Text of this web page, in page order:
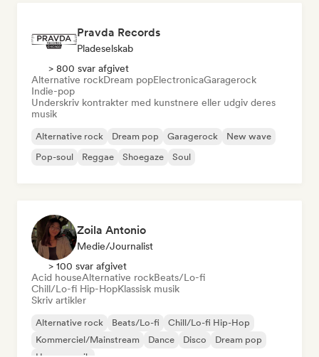
Pravda Records
Pladeselskab
> 800 svar afgivet
Alternative rockDream popElectronicaGaragerock
Indie-pop
Underskriv kontrakter med kunstnere eller udgiv deres
musik
Alternative rock Dream pop Garagerock
New wave
Pop-soul
Reggae Shoegaze Soul
Zoila Antonio
Medie/journalist
> 100 svar afgivet
Acid houseAlternative rockBeats/Lo-fi
Chill/Lo-fi Hip-HopKlassisk musik
Skriv artikler
Alternative rock Beats/Lo-fi
Chill/Lo-fi Hip-Hop
Kommerciel/Mainstream
Dance Disco
Dream pop